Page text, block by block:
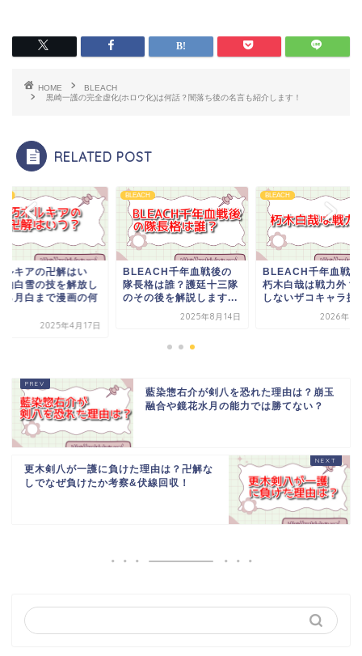
HOME
BLEACH
黒崎一護の完全虚化(ホロウ化)は何話？闇落ち後の名言も紹介します！
RELATED POST
ルキアの卍解はい
袖白雪の技を解放し
ら月白まで漫画の何
2025年4月17日
BLEACH
BLEACH千年血戦後の
隊長格は誰？護廷十三隊
のその後を解説します...
2025年8月14日
BLEACH
BLEACH千年血戦
朽木白哉は戦力外？
しないザコキャラ扱
2026年1
藍染惣右介が剣八を恐れた理由は？崩玉
融合や鏡花水月の能力では勝てない？
更木剣八が一護に負けた理由は？卍解な
しでなぜ負けたか考察&伏線回収！